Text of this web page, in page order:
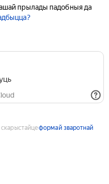
прылады падобныя да
скарыстайцеформай зваротнай